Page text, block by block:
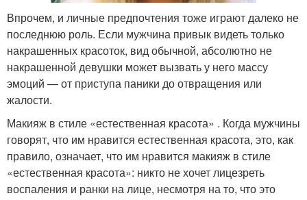
Впрочем, и личные предпочтения тоже играют далеко не
последнюю роль. Если мужчина привык видеть только
накрашенных красоток, вид обычной, абсолютно не
накрашенной девушки может вызвать у него массу
эмоций — от приступа паники до отвращения или
жалости.
Макияж в стиле «естественная красота» . Когда мужчины
говорят, что им нравится естественная красота, это, как
правило, означает, что им нравится макияж в стиле
«естественная красота»: никто не хочет лицезреть
воспаления и ранки на лице, несмотря на то, что это